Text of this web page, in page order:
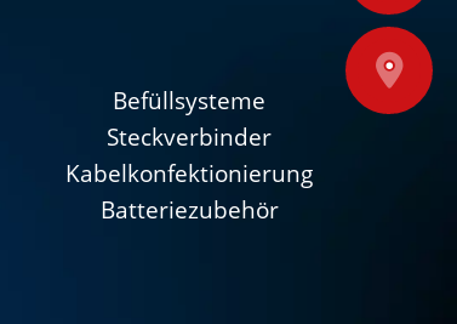
Befüllsysteme
Steckverbinder
Kabelkonfektionierung
Batteriezubehör